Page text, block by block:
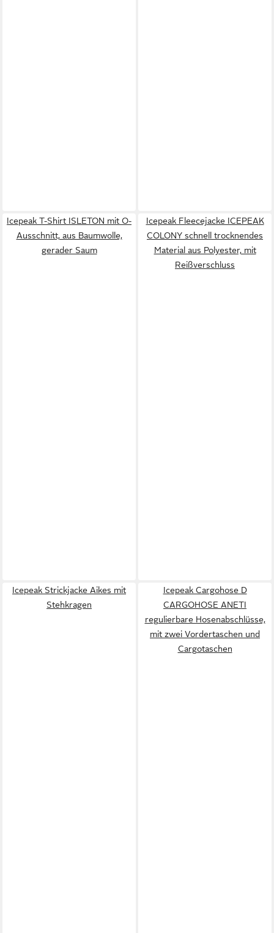
Icepeak T-Shirt ISLETON mit O-
Ausschnitt, aus Baumwolle,
gerader Saum
Icepeak Fleecejacke ICEPEAK
COLONY schnell trocknendes
Material aus Polyester, mit
Reißverschluss
Icepeak Strickjacke Aikes mit
Stehkragen
Icepeak Cargohose D
CARGOHOSE ANETI
regulierbare Hosenabschlüsse,
mit zwei Vordertaschen und
Cargotaschen